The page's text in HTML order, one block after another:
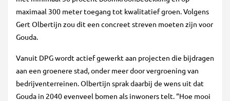
maximaal 300 meter toegang tot kwalitatief groen. Volgens
Gert Olbertijn zou dit een concreet streven moeten zijn voor
Gouda.
Vanuit DPG wordt actief gewerkt aan projecten die bijdragen
aan een groenere stad, onder meer door vergroening van
bedrijventerreinen. Olbertijn sprak daarbij de wens uit dat
Gouda in 2040 evenveel bomen als inwoners telt. “Hoe mooi